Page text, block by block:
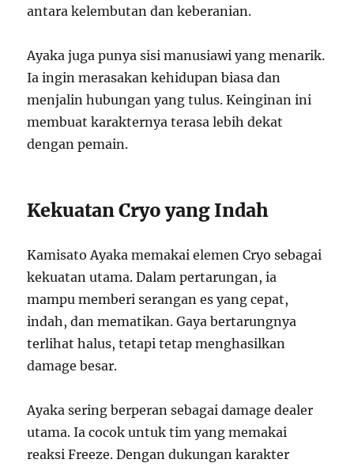
antara kelembutan dan keberanian.
Ayaka juga punya sisi manusiawi yang menarik.
Ia ingin merasakan kehidupan biasa dan
menjalin hubungan yang tulus. Keinginan ini
membuat karakternya terasa lebih dekat
dengan pemain.
Kekuatan Cryo yang Indah
Kamisato Ayaka memakai elemen Cryo sebagai
kekuatan utama. Dalam pertarungan, ia
mampu memberi serangan es yang cepat,
indah, dan mematikan. Gaya bertarungnya
terlihat halus, tetapi tetap menghasilkan
damage besar.
Ayaka sering berperan sebagai damage dealer
utama. Ia cocok untuk tim yang memakai
reaksi Freeze. Dengan dukungan karakter